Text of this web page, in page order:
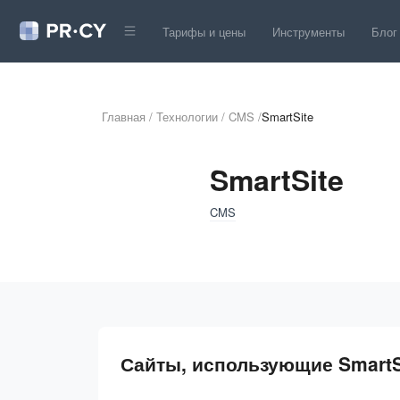
Тарифы и цены Инструменты Блог
Главная / Технологии / CMS /SmartSite
SmartSite
CMS
Сайты, использующие